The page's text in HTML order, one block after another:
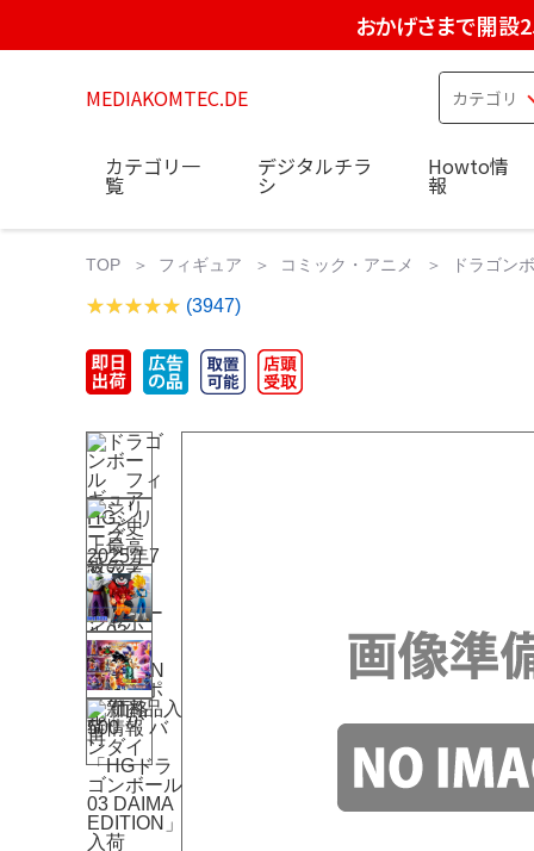
おかげさまで開設
MEDIAKOMTEC.DE
カテゴリ一
覧
デジタルチラ
シ
Howto情
報
TOP フィギュア コミック・アニメ ドラゴン
(3947)